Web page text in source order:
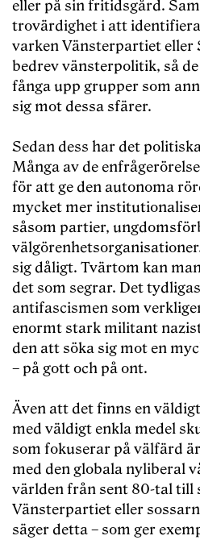
eller på sin fritidsgård.
trovärdighet i att
varken Vänsterpartiet eller
bedrev vänsterpolitik, så
fånga upp grupper som
sig mot dessa sfärer.
Sedan dess har det
Många av de
för att ge den autonoma
mycket mer
såsom partier,
sig dåligt. Tvärtom kan
det som segrar. Det
antifascismen som
enormt stark militant
den att söka sig mot en
– på gott och på ont.
Även att det finns en
med väldigt enkla medel
som fokuserar på välfärd
med den globala nyliberal
världen från sent 80-tal till
Vänsterpartiet eller
säger detta – som ger